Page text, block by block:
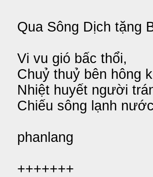
Qua Sông Dịch tặng
Vi vu gió bấc thổi,
Chuỷ thuỷ bên hông
Nhiệt huyết người
Chiếu sông lạnh
phanlang
+++++++